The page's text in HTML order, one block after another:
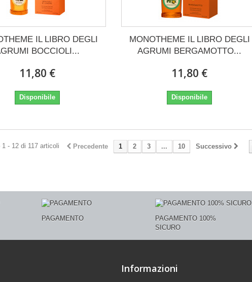
IL LIBRO DEGLI
BOCCIOLI...
11,80 €
Disponibile
MONOTHEME IL LIBRO DEGLI
AGRUMI BERGAMOTTO...
11,80 €
Disponibile
Precedente 1 2 3 ... 10 Successivo
1 - 12 di 117 articoli
PAGAMENTO
PAGAMENTO 100%
SICURO
Informazioni